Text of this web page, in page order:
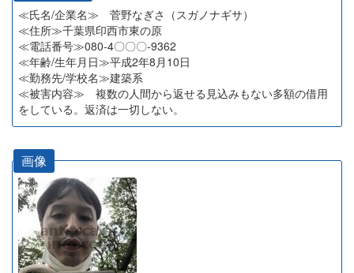
≪氏名/企業名≫ 菅野なぎさ（スガノナギサ）
≪住所≫千葉県印西市東の原
≪電話番号≫080-4〇〇〇-9362
≪年齢/生年月日≫平成2年8月10日
≪勤務先/学校名≫建築系
≪被害内容≫ 複数の人間から返せる見込みもない多額の借用
をしている。返済は一切しない。
画像